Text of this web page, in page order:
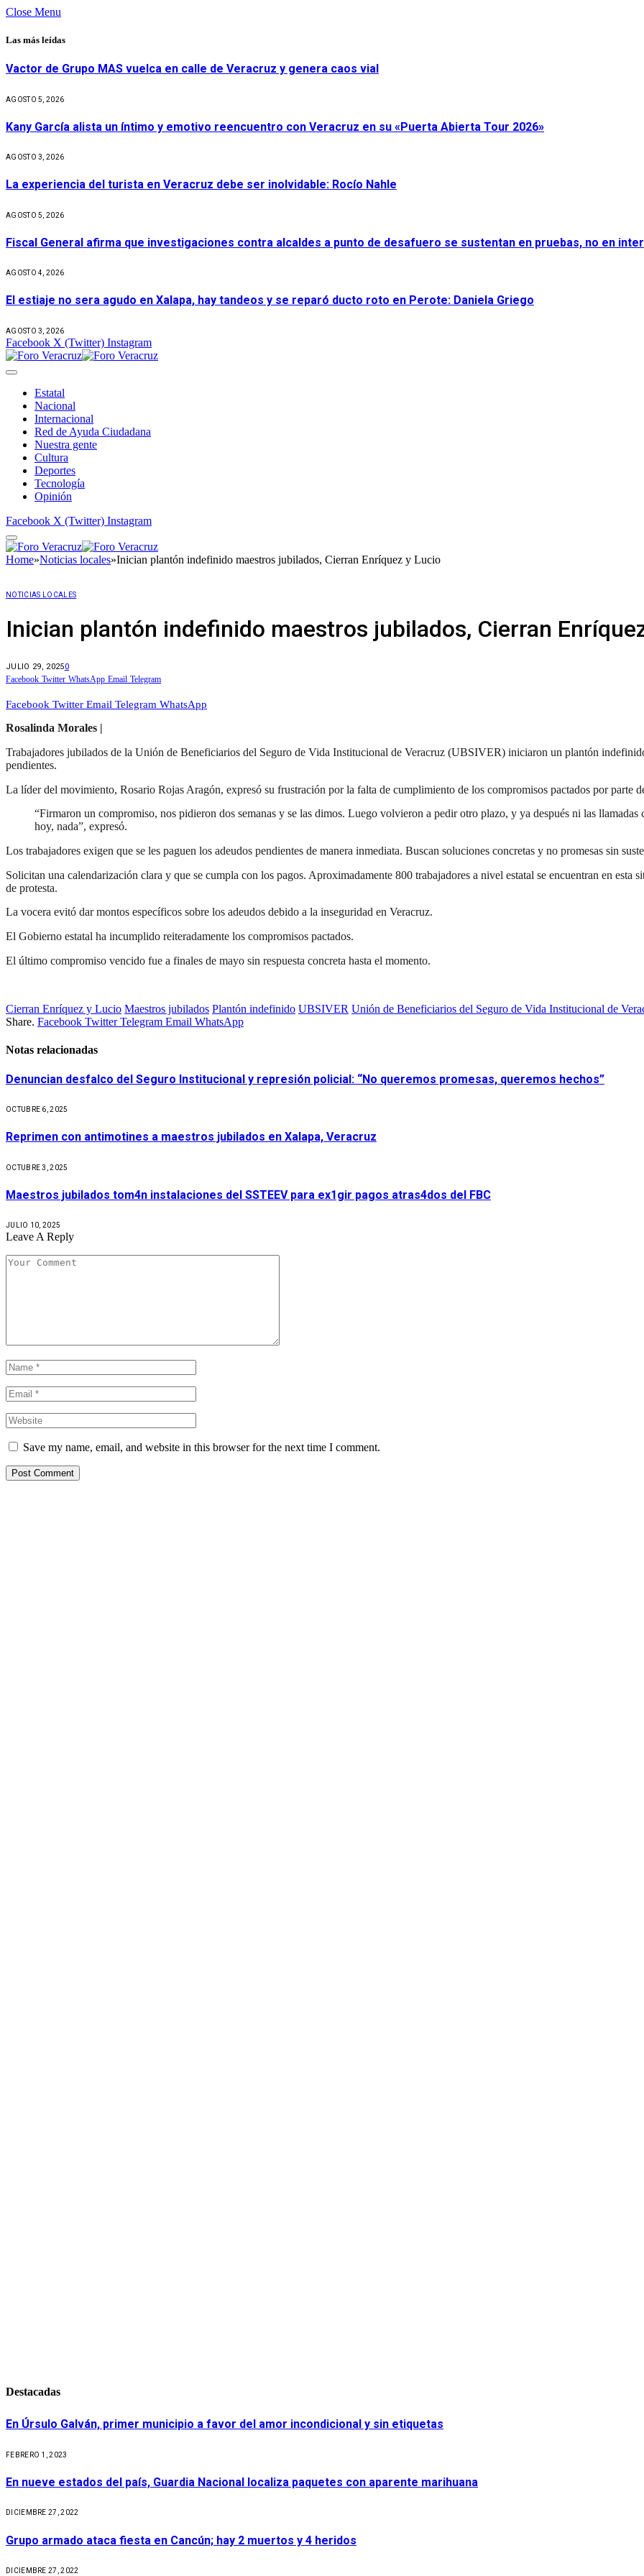
Close Menu
Las más leídas
Vactor de Grupo MAS vuelca en calle de Veracruz y genera caos vial
AGOSTO 5, 2026
Kany García alista un íntimo y emotivo reencuentro con Veracruz en su «Puerta Abierta Tour 2026»
AGOSTO 3, 2026
La experiencia del turista en Veracruz debe ser inolvidable: Rocío Nahle
AGOSTO 5, 2026
Fiscal General afirma que investigaciones contra alcaldes a punto de desafuero se sustentan en pruebas, no en
AGOSTO 4, 2026
El estiaje no sera agudo en Xalapa, hay tandeos y se reparó ducto roto en Perote: Daniela Griego
AGOSTO 3, 2026
Facebook X (Twitter) Instagram
Estatal
Nacional
Internacional
Red de Ayuda Ciudadana
Nuestra gente
Cultura
Deportes
Tecnología
Opinión
Facebook X (Twitter) Instagram
Home»Noticias locales»Inician plantón indefinido maestros jubilados, Cierran Enríquez y Lucio
NOTICIAS LOCALES
Inician plantón indefinido maestros jubilados, Cierran
JULIO 29, 20250
Facebook Twitter WhatsApp Email Telegram
Facebook Twitter Email Telegram WhatsApp
Rosalinda Morales |
Trabajadores jubilados de la Unión de Beneficiarios del Seguro de Vida Institucional de Veracruz (UBSIVER) iniciaron un plantón
pendientes.
La líder del movimiento, Rosario Rojas Aragón, expresó su frustración por la falta de cumplimiento de los compromisos pactados por parte
“Firmaron un compromiso, nos pidieron dos semanas y se las dimos. Luego volvieron a pedir otro plazo, y ya después ni las
hoy, nada”, expresó.
Los trabajadores exigen que se les paguen los adeudos pendientes de manera inmediata. Buscan soluciones concretas y no promesas sin
Solicitan una calendarización clara y que se cumpla con los pagos. Aproximadamente 800 trabajadores a nivel estatal se encuentran en
de protesta.
La vocera evitó dar montos específicos sobre los adeudos debido a la inseguridad en Veracruz.
El Gobierno estatal ha incumplido reiteradamente los compromisos pactados.
El último compromiso vencido fue a finales de mayo sin respuesta concreta hasta el momento.
Cierran Enríquez y Lucio Maestros jubilados Plantón indefinido UBSIVER Unión de Beneficiarios del Seguro de Vida Institucional de
Share. Facebook Twitter Telegram Email WhatsApp
Notas relacionadas
Denuncian desfalco del Seguro Institucional y represión policial: “No queremos promesas, queremos hechos”
OCTUBRE 6, 2025
Reprimen con antimotines a maestros jubilados en Xalapa, Veracruz
OCTUBRE 3, 2025
Maestros jubilados tom4n instalaciones del SSTEEV para ex1gir pagos atras4dos del FBC
JULIO 10, 2025
Leave A Reply
Save my name, email, and website in this browser for the next time I comment.
Destacadas
En Úrsulo Galván, primer municipio a favor del amor incondicional y sin etiquetas
FEBRERO 1, 2023
En nueve estados del país, Guardia Nacional localiza paquetes con aparente marihuana
DICIEMBRE 27, 2022
Grupo armado ataca fiesta en Cancún; hay 2 muertos y 4 heridos
DICIEMBRE 27, 2022